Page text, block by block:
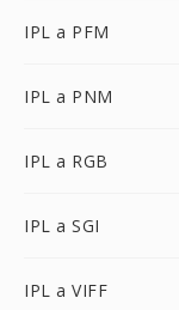
IPL a PFM
IPL a PNM
IPL a RGB
IPL a SGI
IPL a VIFF